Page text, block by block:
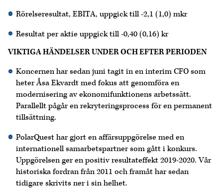
Rörelseresultat, EBITA, uppgick till -2,1 (1,0) mkr
Resultat per aktie uppgick till -0,40 (0,16) kr
VIKTIGA HÄNDELSER UNDER OCH EFTER PERIODEN
Koncernen har sedan juni tagit in en interim CFO som
heter Åsa Ekvardt med fokus att genomföra en
modernisering av ekonomifunktionens arbetssätt.
Parallellt pågår en rekryteringsprocess för en permanent
tillsättning.
PolarQuest har gjort en affärsuppgörelse med en
internationell samarbetspartner som gått i konkurs.
Uppgörelsen ger en positiv resultateffekt 2019-2020. Vår
historiska fordran från 2011 och framåt har sedan
tidigare skrivits ner i sin helhet.